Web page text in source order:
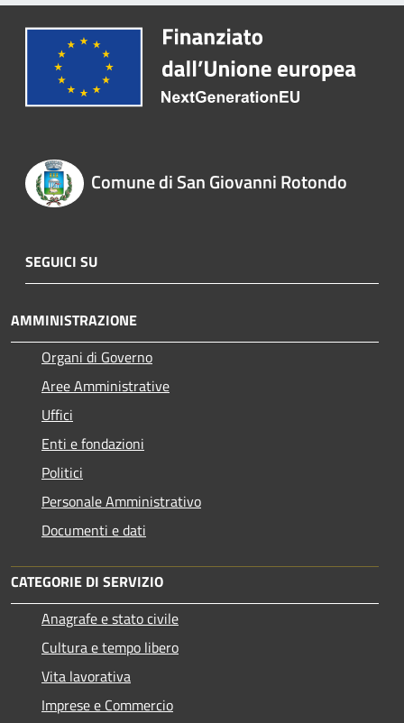
Comune di San Giovanni Rotondo
SEGUICI SU
AMMINISTRAZIONE
Organi di Governo
Aree Amministrative
Uffici
Enti e fondazioni
Politici
Personale Amministrativo
Documenti e dati
CATEGORIE DI SERVIZIO
Anagrafe e stato civile
Cultura e tempo libero
Vita lavorativa
Imprese e Commercio